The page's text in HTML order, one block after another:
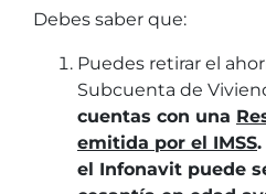
Debes saber que:
Puedes retirar el
Subcuenta de
cuentas con una
emitida por el IMSS
el Infonavit puede